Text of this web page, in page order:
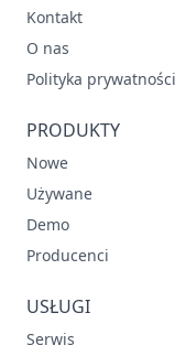
Kontakt
O nas
Polityka prywatności
PRODUKTY
Nowe
Używane
Demo
Producenci
USŁUGI
Serwis